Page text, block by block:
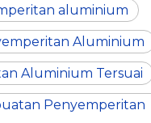
aluminium
Aluminium
Aluminium Tersuai
Penyemperitan